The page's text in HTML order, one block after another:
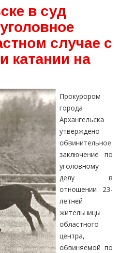
в суд
случае с
катании на
Прокурором
города
Архангельска
утверждено
обвинительное
заключение по
уголовному
делу в
отношении 23-
летней
жительницы
областного
центра,
обвиняемой по